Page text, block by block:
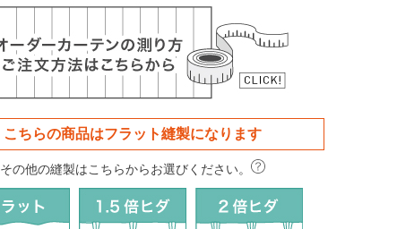
こちらの商品はフラット縫製になります
その他の縫製はこちらからお選びください。